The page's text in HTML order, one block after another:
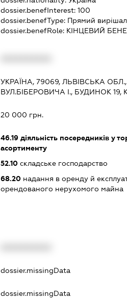
dossier.benefInterest: 100
dossier.benefType: Прямий
dossier.benefRole: КІНЦЕВИЙ
УКРАЇНА, 79069, ЛЬВІВСЬКА
ВУЛ.БІБЕРОВИЧА І., БУДИНОК 19,
20 000 грн.
46.19діяльність посередників у
асортименту
52.10складське господарство
68.20надання в оренду й
орендованого нерухомого майна
dossier.missingData
dossier.missingData